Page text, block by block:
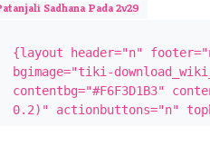
Sadhana Pada 2v29
{layout header="n"
bgimage="tiki-
contentbg="#F6F3D1B3"
0.2)" actionbuttons="n"